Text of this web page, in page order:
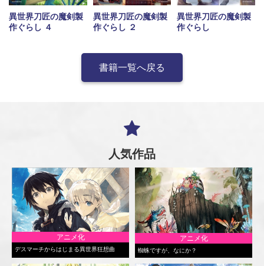
異世界刀匠の魔剣製
作ぐらし ４
異世界刀匠の魔剣製
作ぐらし ２
異世界刀匠の魔剣製
作ぐらし
書籍一覧へ戻る
人気作品
アニメ化
デスマーチからはじまる異世界狂想曲
アニメ化
蜘蛛ですが、なにか？